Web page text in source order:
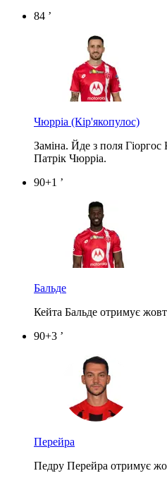
84 ’
Чюрріа (Кір'якопулос)
Заміна. Йде з поля Гіоргос
Патрік Чюрріа.
90+1 ’
Бальде
Кейта Бальде отримує
90+3 ’
Перейра
Педру Перейра отримує